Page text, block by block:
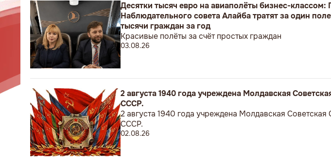
Десятки тысяч евро на авиаполёты бизнес-
Наблюдательного совета Алайба тратят за один
тысячи граждан за год
Красивые полёты за счёт простых граждан
03.08.26
2 августа 1940 года учреждена Молдавская
СССР.
2 августа 1940 года учреждена Молдавская
СССР.
02.08.26